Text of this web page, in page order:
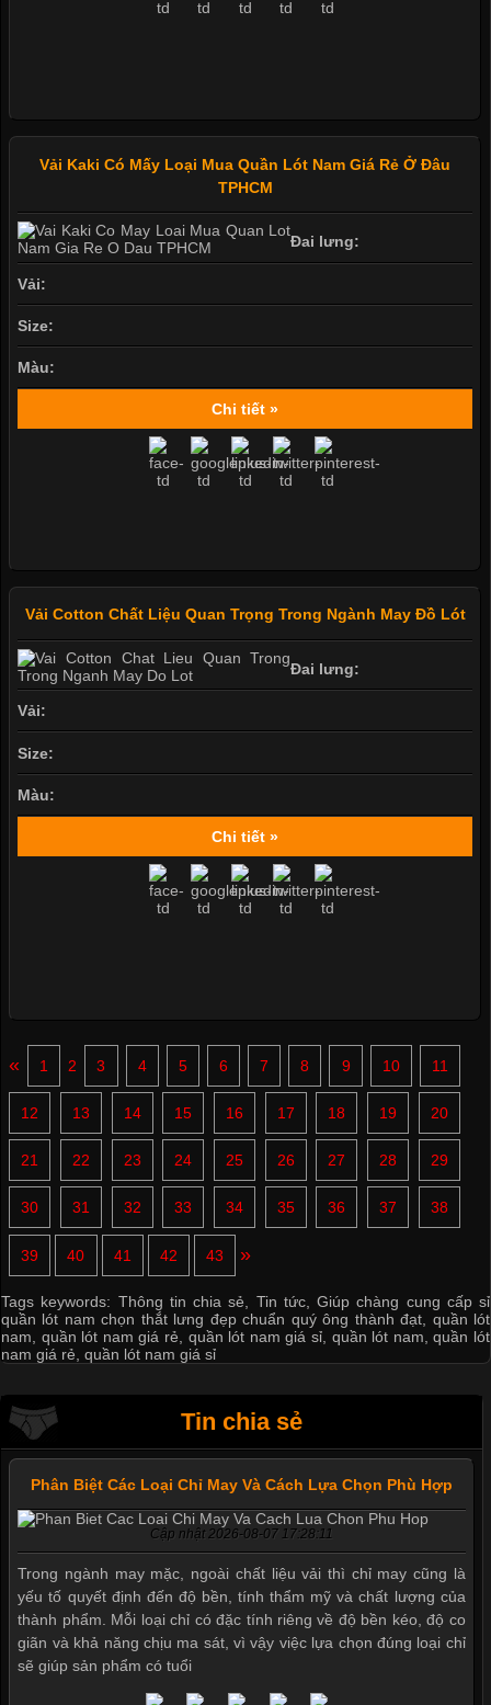
Vải Kaki Có Mấy Loại Mua Quần Lót Nam Giá Rẻ Ở Đâu
TPHCM
Đai lưng:
Vải:
Size:
Màu:
Chi tiết »
Vải Cotton Chất Liệu Quan Trọng Trong Ngành May Đồ Lót
Đai lưng:
Vải:
Size:
Màu:
Chi tiết »
« 1 2 3 4 5 6 7 8 9 10 11
12 13 14 15 16 17 18 19 20
21 22 23 24 25 26 27 28 29
30 31 32 33 34 35 36 37 38
39 40 41 42 43 »
Tags keywords: Thông tin chia sẻ Tin tức, Giúp chàng cung cấp sỉ
quần lót nam chọn thắt lưng đẹp chuẩn quý ông thành đạt
quần lót
nam
quần lót nam giá rẻ quần lót nam giá sỉ quần lót nam ,quần lót
nam giá rẻ quần lót nam giá sỉ
Tin chia sẻ
Phân Biệt Các Loại Chỉ May Và Cách Lựa Chọn Phù Hợp
Cập nhật 2026-08-07 17:28:11
Trong ngành may mặc, ngoài chất liệu vải thì chỉ may cũng là
yếu tố quyết định đến độ bền, tính thẩm mỹ và chất lượng của
thành phẩm. Mỗi loại chỉ có đặc tính riêng về độ bền kéo, độ co
giãn và khả năng chịu ma sát, vì vậy việc lựa chọn đúng loại chỉ
sẽ giúp sản phẩm có tuổi